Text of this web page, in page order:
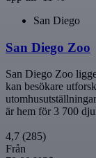
San Diego
San Diego Zoo
San Diego Zoo
kan besökare
är hem för 3 700
4,7 (285)
Från